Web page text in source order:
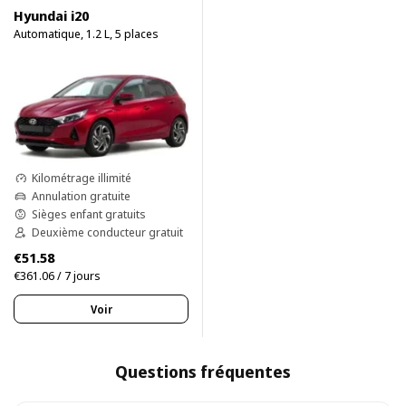
Hyundai i20
Automatique, 1.2 L, 5 places
Kilométrage illimité
Annulation gratuite
Sièges enfant gratuits
Deuxième conducteur gratuit
€51.58
€361.06 / 7 jours
Voir
Questions fréquentes